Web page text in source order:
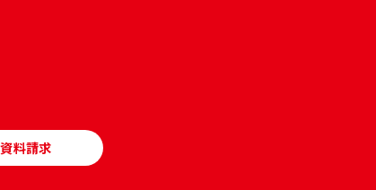
資料請求